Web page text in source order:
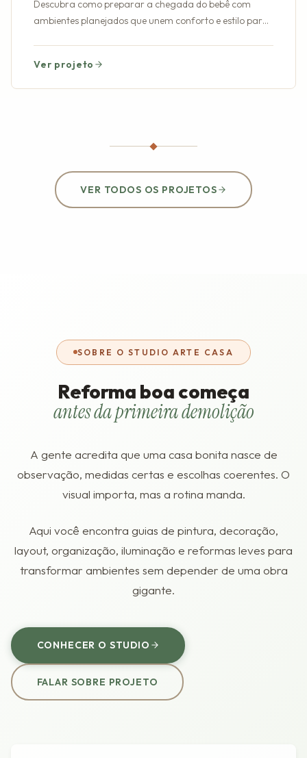
Descubra como preparar a chegada do bebê com
ambientes planejados que unem conforto e estilo para
Ver projeto
VER TODOS OS PROJETOS
SOBRE O STUDIO ARTE CASA
Reforma boa começa
antes da primeira demolição
A gente acredita que uma casa bonita nasce de
observação, medidas certas e escolhas coerentes. O
visual importa, mas a rotina manda.
Aqui você encontra guias de pintura, decoração,
layout, organização, iluminação e reformas leves para
transformar ambientes sem depender de uma obra
gigante.
CONHECER O STUDIO
FALAR SOBRE PROJETO